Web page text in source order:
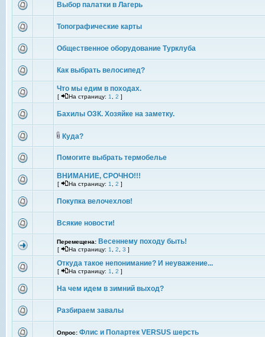
Выбор палатки в Лагерь
Топографические карты
Общественное оборудование Турклуба
Как выбрать велосипед?
Что мы едим в походах.
[ На страницу: 1 2 ]
Бахилы ОЗК. Хозяйке на заметку.
Куда?
Помогите выбрать термобелье
ВНИМАНИЕ, СРОЧНО!!!
[ На страницу: 1 2 ]
Покупка велочехлов!
Всякие новости!
Перемещена: Весеннему походу быть!
[ На страницу: 1 2 3 ]
Откуда такое непонимание? И неуважение...
[ На страницу: 1 2 ]
На чем идем в зимний выход?
Разбираем завалы
Опрос: Флис и Полартек VERSUS шерсть